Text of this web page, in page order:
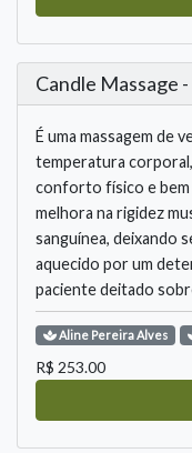
Candle Massage
É uma massagem de
temperatura
conforto físico e bem
melhora na rigidez
sanguínea, deixando
aquecido por um
paciente deitado
Aline Pereira Alves
R$ 253.00